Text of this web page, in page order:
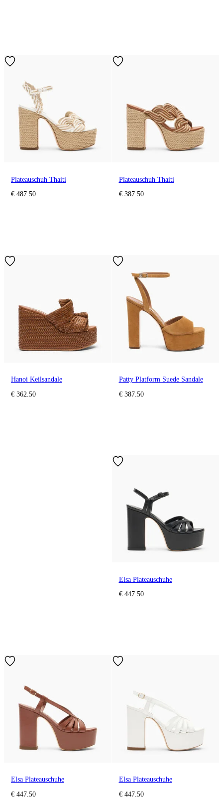
Plateauschuh Thaiti
€ 487.50
Plateauschuh Thaiti
€ 387.50
Hanoi Keilsandale
€ 362.50
Patty Platform Suede Sandale
€ 387.50
Elsa Plateauschuhe
€ 447.50
Elsa Plateauschuhe
€ 447.50
Elsa Plateauschuhe
€ 447.50